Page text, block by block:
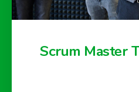
Scrum Master